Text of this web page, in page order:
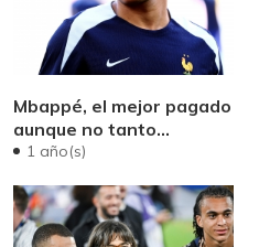
Mbappé, el mejor pagado
aunque no tanto...
1 año(s)